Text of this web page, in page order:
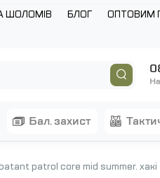
ШОЛОМІВ БЛОГ ОПТОВИМ
бал. захист
patrol core mid summer. хакі